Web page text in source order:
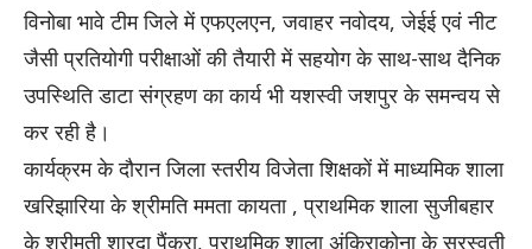
विनोबा भावे टीम जिले में एफएलएन, जवाहर नवोदय, जेईई एवं नीट
जैसी प्रतियोगी परीक्षाओं की तैयारी में सहयोग के साथ-साथ दैनिक
उपस्थिति डाटा संग्रहण का कार्य भी यशस्वी जशपुर के समन्वय से
कर रही है।
कार्यक्रम के दौरान जिला स्तरीय विजेता शिक्षकों में माध्यमिक शाला
खरिझारिया के श्रीमति ममता कायता , प्राथमिक शाला सुजीबहार
के श्रीमती शारदा पैंकरा, प्राथमिक शाला अंकिराकोना के सरस्वती